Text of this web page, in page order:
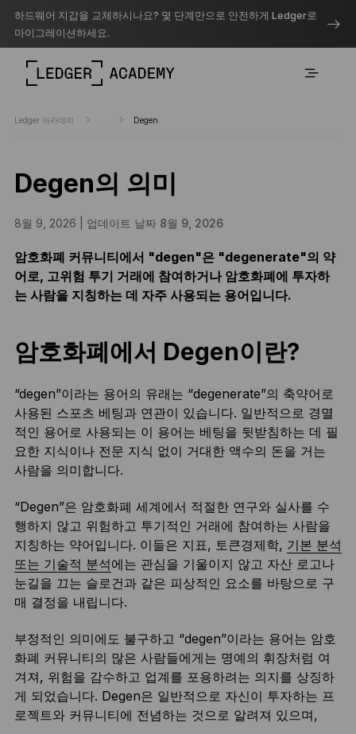
하드웨어 지갑을 교체하시나요? 몇 단계만으로 안전하게 Ledger로
마이그레이션하세요.
Ledger 아카데미 Degen
Degen의 의미
8월 9, 2026 | 업데이트 날짜 8월 9, 2026
암호화폐 커뮤니티에서 "degen"은 "degenerate"의 약
어로, 고위험 투기 거래에 참여하거나 암호화폐에 투자하
는 사람을 지칭하는 데 자주 사용되는 용어입니다.
암호화폐에서 Degen이란?
“degen”이라는 용어의 유래는 “degenerate”의 축약어로
사용된 스포츠 베팅과 연관이 있습니다. 일반적으로 경멸
적인 용어로 사용되는 이 용어는 베팅을 뒷받침하는 데 필
요한 지식이나 전문 지식 없이 거대한 액수의 돈을 거는
사람을 의미합니다.
“Degen”은 암호화폐 세계에서 적절한 연구와 실사를 수
행하지 않고 위험하고 투기적인 거래에 참여하는 사람을
지칭하는 약어입니다. 이들은 지표, 토큰경제학, 기본 분석
또는 기술적 분석에는 관심을 기울이지 않고 자산 로고나
눈길을 끄는 슬로건과 같은 피상적인 요소를 바탕으로 구
매 결정을 내립니다.
부정적인 의미에도 불구하고 “degen”이라는 용어는 암호
화폐 커뮤니티의 많은 사람들에게는 명예의 휘장처럼 여
겨져, 위험을 감수하고 업계를 포용하려는 의지를 상징하
게 되었습니다. Degen은 일반적으로 자신이 투자하는 프
로젝트와 커뮤니티에 전념하는 것으로 알려져 있으며,